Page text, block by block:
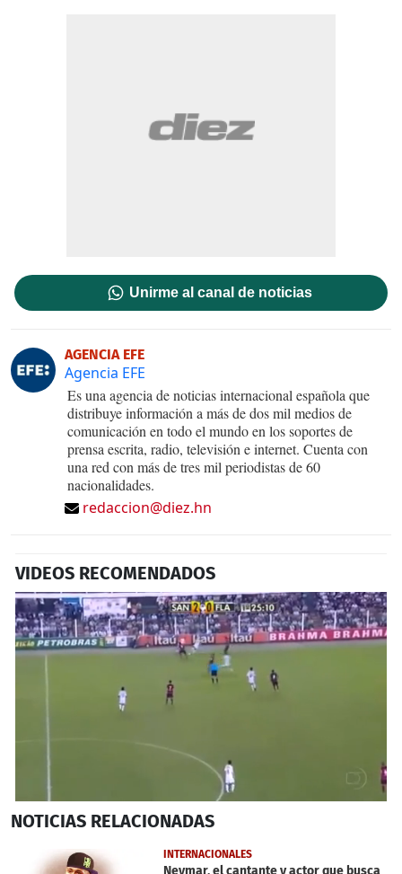
Unirme al canal de noticias
AGENCIA EFE
Agencia EFE
Es una agencia de noticias internacional española que
distribuye información a más de dos mil medios de
comunicación en todo el mundo en los soportes de
prensa escrita, radio, televisión e internet. Cuenta con
una red con más de tres mil periodistas de 60
nacionalidades.
redaccion@diez.hn
VIDEOS RECOMENDADOS
seconds
minute,
NOTICIAS RELACIONADAS
INTERNACIONALES
Neymar, el cantante y actor que busca